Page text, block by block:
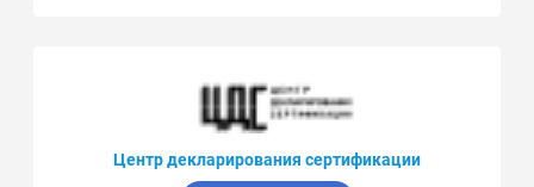
Центр декларирования сертификации